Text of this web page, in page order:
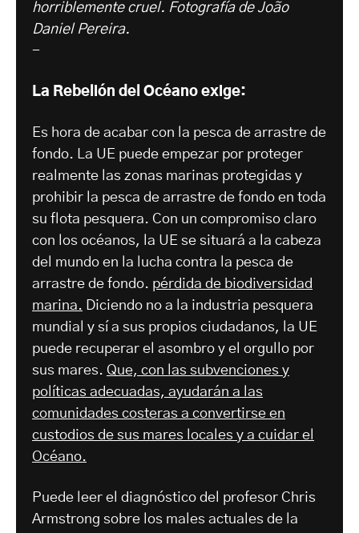
horriblemente cruel. Fotografía de João
Daniel Pereira.
-
La Rebelión del Océano exige:
Es hora de acabar con la pesca de arrastre de
fondo. La UE puede empezar por proteger
realmente las zonas marinas protegidas y
prohibir la pesca de arrastre de fondo en toda
su flota pesquera. Con un compromiso claro
con los océanos, la UE se situará a la cabeza
del mundo en la lucha contra la pesca de
arrastre de fondo. pérdida de biodiversidad
marina. Diciendo no a la industria pesquera
mundial y sí a sus propios ciudadanos, la UE
puede recuperar el asombro y el orgullo por
sus mares. Que, con las subvenciones y
políticas adecuadas, ayudarán a las
comunidades costeras a convertirse en
custodios de sus mares locales y a cuidar el
Océano.
Puede leer el diagnóstico del profesor Chris
Armstrong sobre los males actuales de la